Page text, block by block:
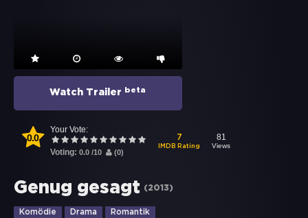
Watch Trailer beta
0.0
Your Vote:
Voting: 0.0 /10 (0)
7
IMDB Rating
81
Views
Genug gesagt (2013)
Komödie Drama Romantik